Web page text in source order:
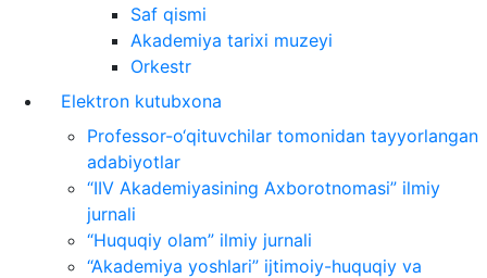
Saf qismi
Akademiya tarixi muzeyi
Orkestr
Elektron kutubxona
Professor-o‘qituvchilar tomonidan tayyorlangan
adabiyotlar
“IIV Akademiyasining Axborotnomasi” ilmiy
jurnali
“Huquqiy olam” ilmiy jurnali
“Akademiya yoshlari” ijtimoiy-huquqiy va